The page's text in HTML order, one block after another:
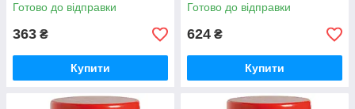
Готово до відправки
363 ₴
Купити
Готово до відправки
624 ₴
Купити